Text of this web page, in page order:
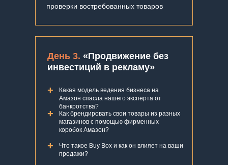
проверки востребованных товаров
День 3. «Продвижение без
инвестиций в рекламу»
Какая модель ведения бизнеса на
Амазон спасла нашего эксперта от
банкротства?
Как брендировать свои тoвapы из разных
магазинов с помощью фирменных
коробок Амазон?
Что такое Buy Box и как он влияет на ваши
продажи?
+
+
+